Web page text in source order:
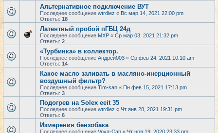
Альтернативное подключение ВУТ
Последнее сообщение wtrdiez « Вс мар 14, 2021 22:00 pm
Ответы: 18
Латентный пробой пГБЦ 24д
Последнее сообщение MXP « Ср мар 03, 2021 21:32 pm
Ответы: 2
«Турбинка» в коллектор.
Последнее сообщение Андрей003 « Ср фев 24, 2021 10:10 am
Ответы: 14
Какое масло заливать в масляно-инерционный
воздушный фильтр?
Последнее сообщение Tim-san « Пн фев 15, 2021 17:13 pm
Ответы: 3
Подогрев на Solex eeit 35
Последнее сообщение wtrdiez « Чт янв 28, 2021 19:31 pm
Ответы: 6
Измерения бензобака
Последнее сообщение Vova-Can « Чт ноя 19, 2020 23:33 pm